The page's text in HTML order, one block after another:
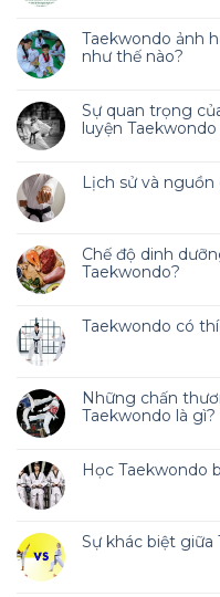
Taekwondo ảnh
như thế nào?
Sự quan trọng
luyện Taekwondo
Lịch sử và nguồn
Chế độ dinh
Taekwondo?
Taekwondo có
Những chấn
Taekwondo là gì?
Học Taekwondo
Sự khác biệt giữa